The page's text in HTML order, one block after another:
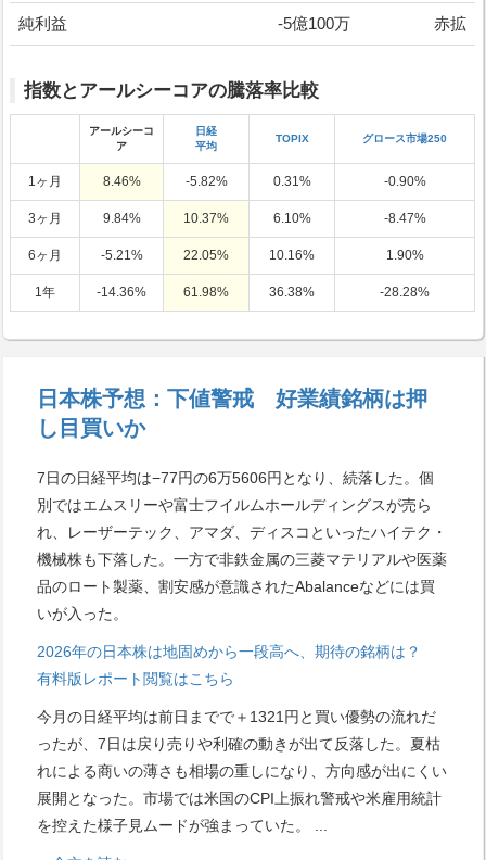
純利益 -5億100万 赤拡
指数とアールシーコアの騰落率比較
アールシーコ
ア
日経
平均
TOPIX グロース市場250
1ヶ月 8.46% -5.82% 0.31% -0.90%
3ヶ月 9.84% 10.37% 6.10% -8.47%
6ヶ月 -5.21% 22.05% 10.16% 1.90%
1年 -14.36% 61.98% 36.38% -28.28%
日本株予想：下値警戒 好業績銘柄は押
し目買いか
7日の日経平均は−77円の6万5606円となり、続落した。個
別ではエムスリーや富士フイルムホールディングスが売ら
れ、レーザーテック、アマダ、ディスコといったハイテク・
機械株も下落した。一方で非鉄金属の三菱マテリアルや医薬
品のロート製薬、割安感が意識されたAbalanceなどには買
いが入った。
2026年の日本株は地固めから一段高へ、期待の銘柄は？
有料版レポート閲覧はこちら
今月の日経平均は前日までで＋1321円と買い優勢の流れだ
ったが、7日は戻り売りや利確の動きが出て反落した。夏枯
れによる商いの薄さも相場の重しになり、方向感が出にくい
展開となった。市場では米国のCPI上振れ警戒や米雇用統計
を控えた様子見ムードが強まっていた。
...